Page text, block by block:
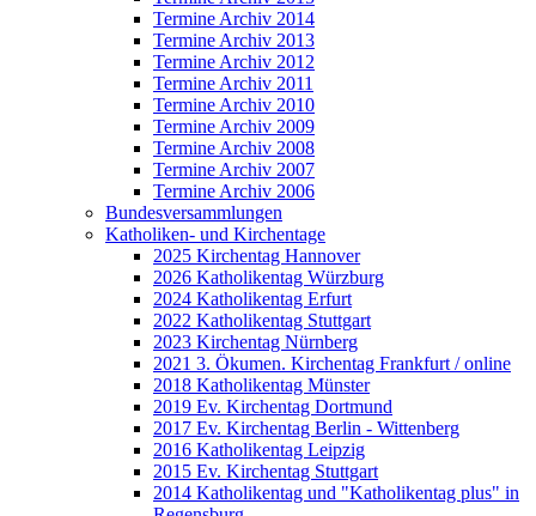
Termine Archiv 2014
Termine Archiv 2013
Termine Archiv 2012
Termine Archiv 2011
Termine Archiv 2010
Termine Archiv 2009
Termine Archiv 2008
Termine Archiv 2007
Termine Archiv 2006
Bundesversammlungen
Katholiken- und Kirchentage
2025 Kirchentag Hannover
2026 Katholikentag Würzburg
2024 Katholikentag Erfurt
2022 Katholikentag Stuttgart
2023 Kirchentag Nürnberg
2021 3. Ökumen. Kirchentag Frankfurt / online
2018 Katholikentag Münster
2019 Ev. Kirchentag Dortmund
2017 Ev. Kirchentag Berlin - Wittenberg
2016 Katholikentag Leipzig
2015 Ev. Kirchentag Stuttgart
2014 Katholikentag und "Katholikentag plus" in